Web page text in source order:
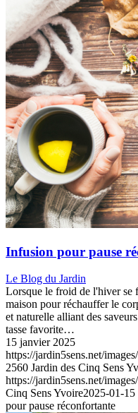
Infusion pour pause
Le Blog du Jardin
Lorsque le froid de l'hiver se
maison pour réchauffer le
et naturelle alliant des
tasse favorite…
15 janvier 2025
https://jardin5sens.net/
2560 Jardin des Cinq Sens
https://jardin5sens.net/
Cinq Sens Yvoire2025-01-
pour pause réconfortante